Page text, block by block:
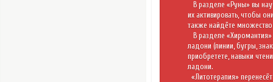
В разделе « Руны» вы
их активировать, чтобы
также найдёте
В разделе «Хиромантия
ладони (линии, бугры,
приобретете, навыки
ладони.
«Литотерапия»